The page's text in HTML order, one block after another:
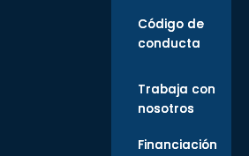
Código de
conducta
Trabaja con
nosotros
Financiación